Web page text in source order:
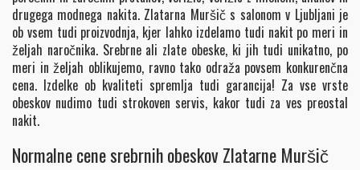
drugega modnega nakita. Zlatarna Muršič s salonom v Ljubljani je
ob vsem tudi proizvodnja, kjer lahko izdelamo tudi nakit po meri in
željah naročnika. Srebrne ali zlate obeske, ki jih tudi unikatno, po
meri in željah oblikujemo, ravno tako odraža povsem konkurenčna
cena. Izdelke ob kvaliteti spremlja tudi garancija! Za vse vrste
obeskov nudimo tudi strokoven servis, kakor tudi za ves preostal
nakit.
Normalne cene srebrnih obeskov Zlatarne Muršič